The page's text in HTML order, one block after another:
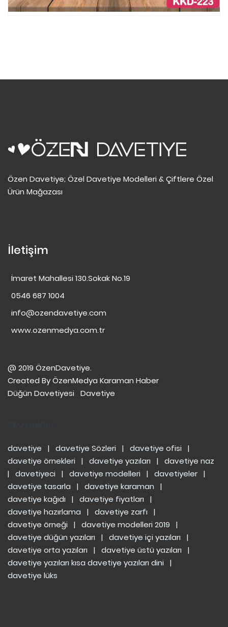
Özen Davetiye; Özel Davetiye Modelleri & Çiftlere Özel
Ürün Mağazası
İletişim
İmaret Mahallesi 130.Sokak No.19
0546 687 1004
info@ozendavetiye.com
www.ozenmedya.com.tr
@ 2019 ÖzenDavetiye.
Created ByÖzenMedya Karaman Haber
Düğün Davetiyesi
Davetiye
davetiye | davetiye Sözleri | davetiye ofisi |
davetiye örnekleri | davetiye yazıları | davetiye naz
| davetiyeci | davetiye modelleri | davetiyeler|
davetiye tasarla | davetiye karaman |
davetiye kağıdı | davetiye fiyatları |
davetiye hazırlama | davetiye zarfı |
davetiye örneği | davetiye modelleri 2019 |
davetiye düğün yazıları | davetiye içi yazıları |
davetiye orta yazıları | davetiye üstü yazıları |
davetiye yazıları kısa davetiye yazıları dini |
davetiye lüks